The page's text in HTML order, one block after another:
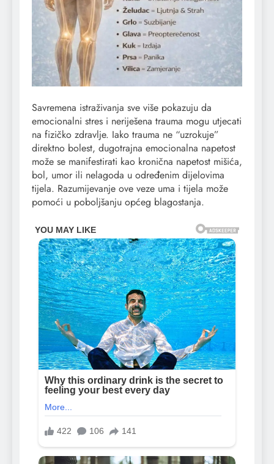
Savremena istraživanja sve više pokazuju da
emocionalni stres i neriješena trauma mogu utjecati
na fizičko zdravlje. Iako trauma ne “uzrokuje”
direktno bolest, dugotrajna emocionalna napetost
može se manifestirati kao kronična napetost mišića,
bol, umor ili nelagoda u određenim dijelovima
tijela. Razumijevanje ove veze uma i tijela može
pomoći u poboljšanju općeg blagostanja.